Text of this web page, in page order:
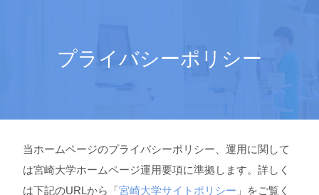
医局案内
分野紹介
プライバシーポリシー
当ホームページのプライバシーポリシー、運用に関して
は宮崎大学ホームページ運用要項に準拠します。詳しく
は下記のURLから「 宮崎大学サイトポリシー 」をご覧く